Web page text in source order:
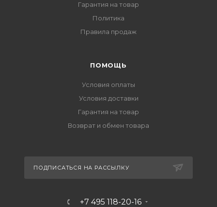
Гарантия на товар
Политика
Правила продаж
ПОМОЩЬ
Условия оплаты
Условия доставки
Гарантия на товар
Возврат и обмен товара
ПОДПИСАТЬСЯ НА РАССЫЛКУ
+7 495 118-20-16